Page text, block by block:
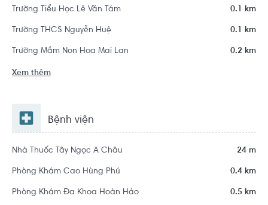
Trường Tiểu Học Lê Văn Tám 0.1 km
Trường THCS Nguyễn Huệ 0.1 km
Trường Mầm Non Hoa Mai Lan 0.2 km
Xem thêm
Bệnh viện
Nhà Thuốc Tây Ngọc A Châu 24 m
Phòng Khám Cao Hùng Phú 0.4 km
Phòng Khám Đa Khoa Hoàn Hảo 0.5 km